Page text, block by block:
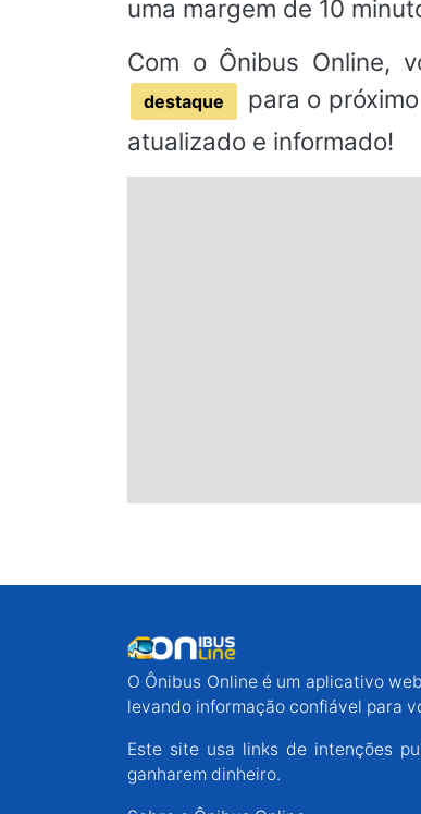
uma margem de 10
Com o Ônibus Online,
destaque
para o
atualizado e informado!
O Ônibus Online é um aplicativo
levando informação confiável para
Este site usa links de intenções
ganharem dinheiro.